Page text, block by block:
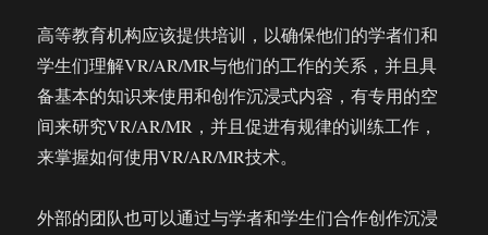
高等教育机构应该提供培训，以确保他们的学者们和
学生们理解VR/AR/MR与他们的工作的关系，并且具
备基本的知识来使用和创作沉浸式内容，有专用的空
间来研究VR/AR/MR，并且促进有规律的训练工作，
来掌握如何使用VR/AR/MR技术。
外部的团队也可以通过与学者和学生们合作创作沉浸